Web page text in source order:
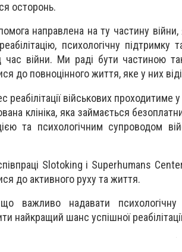
осторонь.
направлена на ту частину
психологічну підтримку
час війни. Ми раді бути частиною
до повноцінного життя, яке у них
реабілітації військових
клініка, яка займається
та психологічним супроводом
Slotoking і Superhumans
до активного руху та життя.
важливо надавати
найкращий шанс успішної